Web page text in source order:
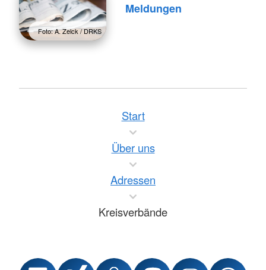
Foto: A. Zelck / DRKS
Meldungen
Start
Über uns
Adressen
Kreisverbände